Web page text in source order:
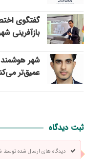
گفتگوی
بازآفرینی
شهر هوشمند
عمیق‌تر
ثبت دیدگاه
دیدگاه های ارسال شده توسط